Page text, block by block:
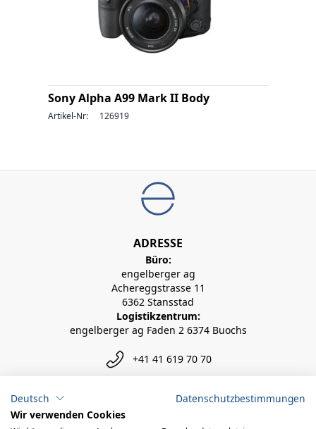
Sony Alpha A99 Mark II Body
Artikel-Nr: 126919
ADRESSE
Büro:
engelberger ag
Achereggstrasse 11
6362 Stansstad
Logistikzentrum:
engelberger ag Faden 2 6374 Buochs
+41 41 619 70 70
info@engelberger.ch
Deutsch
Datenschutzbestimmungen
Wir verwenden Cookies